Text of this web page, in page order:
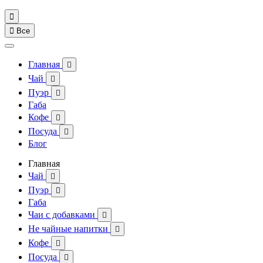

 Все
Главная 
Чай 
Пуэр 
Габа
Кофе

Посуда 
Блог
Главная
Чай

Пуэр 
Габа
Чаи с добавками

Не чайные напитки 
Кофе 
Посуда 